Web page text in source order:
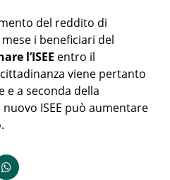
del reddito di
i beneficiari del
l’ISEE entro il
viene pertanto
e a seconda della
ISEE può aumentare